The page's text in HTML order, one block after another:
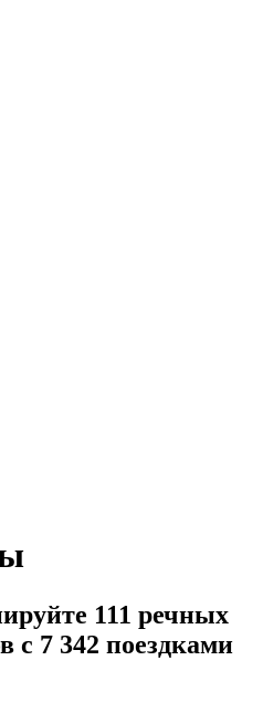
111 речных
с 7 342 поездками